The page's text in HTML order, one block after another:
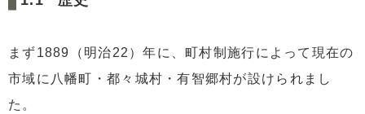
3.4男山地域活性化プロジェクトがスタート
4まとめ・京都府 八幡市で不動産投資するなら？
まず1889（明治22）年に、町村制施行によって現在の
市域に八幡町・都々城村・有智郷村が設けられまし
た。